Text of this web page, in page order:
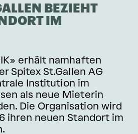
BEZIEHT
IM
erhält namhaften
Spitex St.Gallen AG
Institution im
als neue Mieterin
Die Organisation wird
ihren neuen Standort im